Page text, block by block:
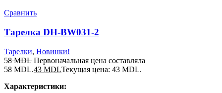
Сравнить
Тарелка DH-BW031-2
Тарелки, Новинки!
58MDL Первоначальная цена составляла
58 MDL.43 MDLТекущая цена: 43 MDL.
Характеристики: